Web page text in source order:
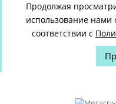
©
Политика
Продолжая
использование
соответствии с